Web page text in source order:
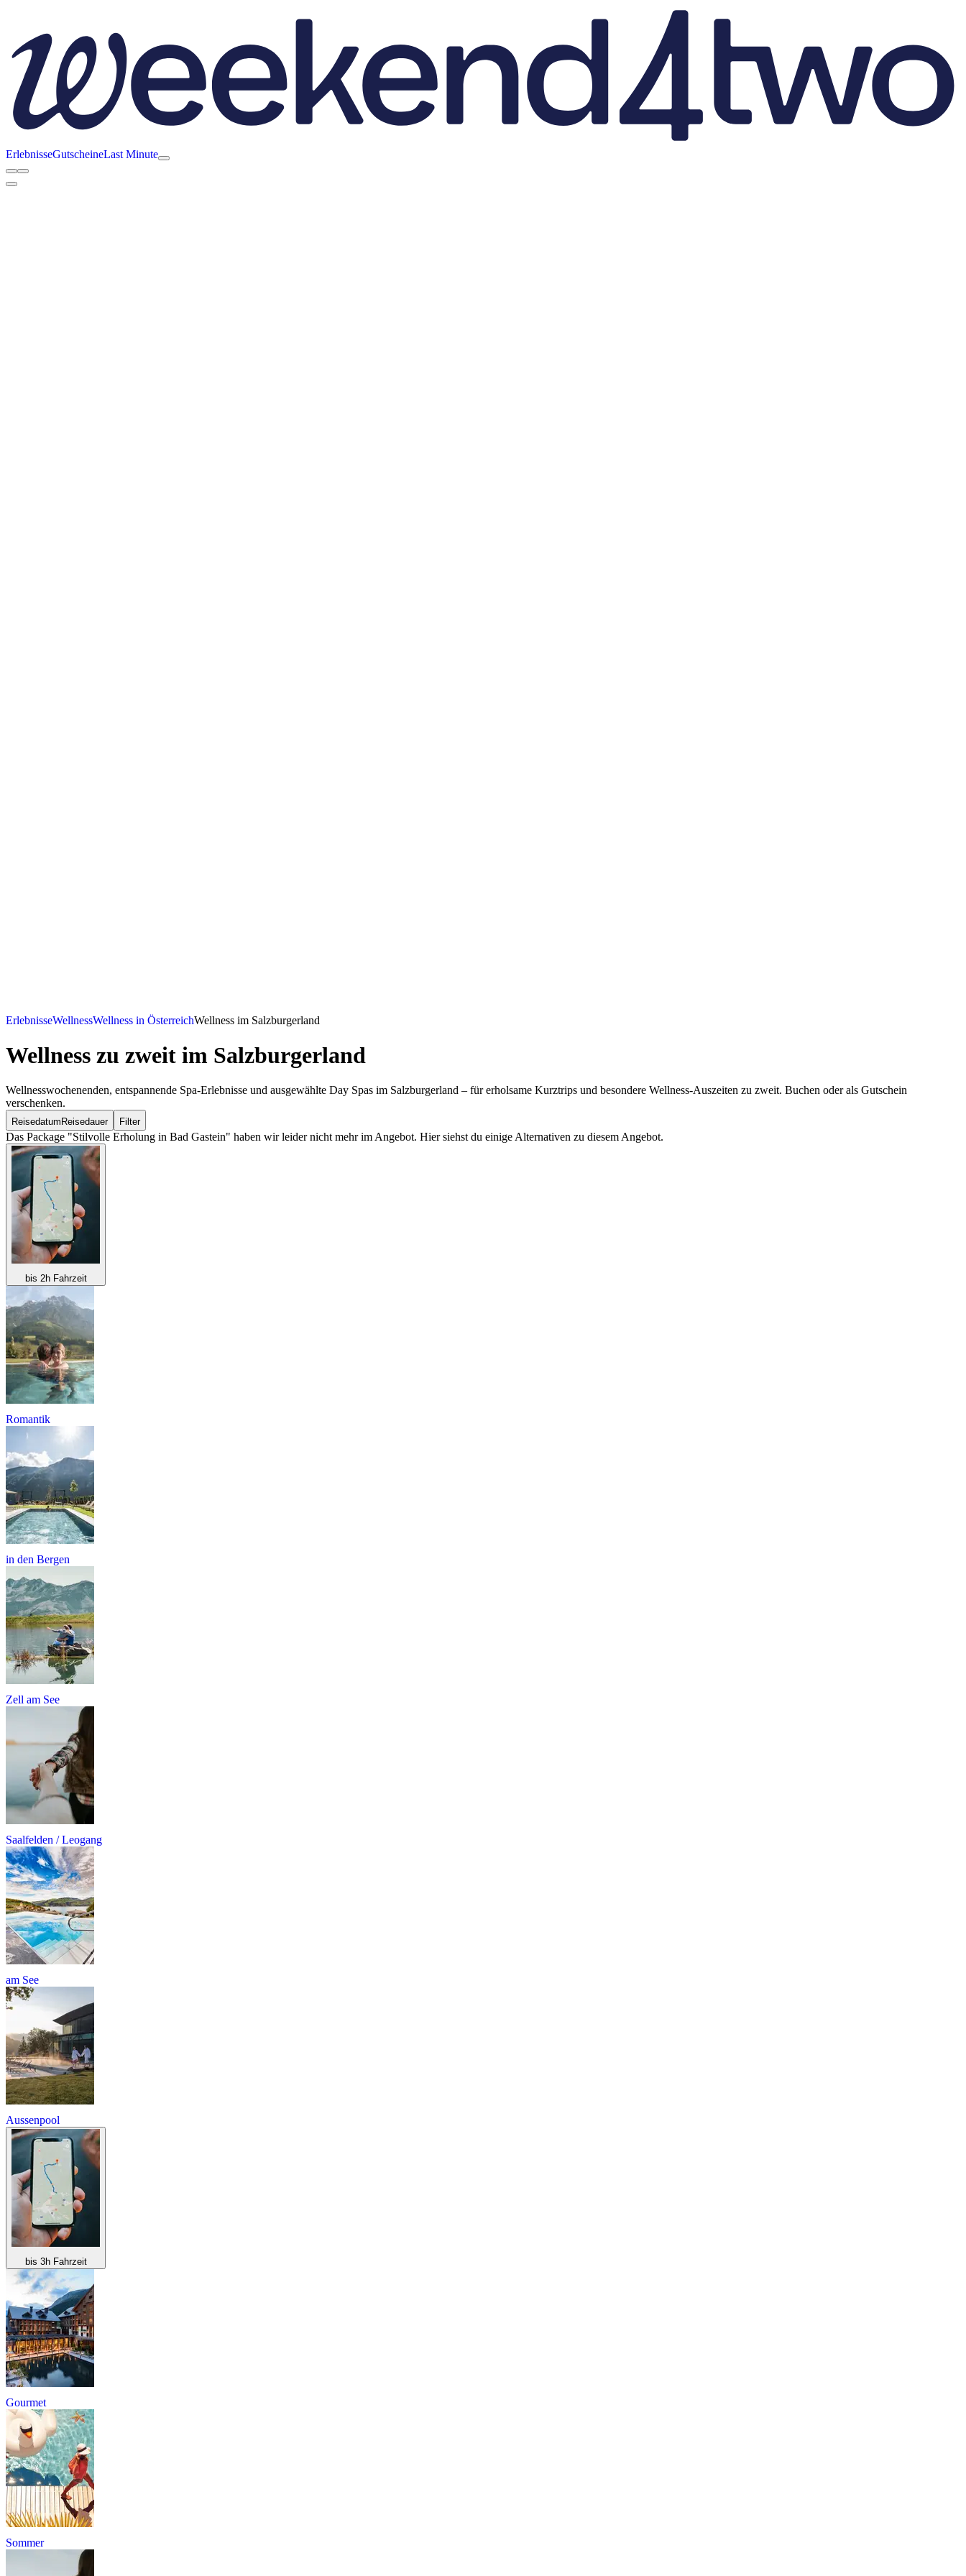
ErlebnisseGutscheineLast Minute
ErlebnisseWellnessWellness in ÖsterreichWellness im Salzburgerland
Wellness zu zweit im Salzburgerland
Wellnesswochenenden, entspannende Spa-Erlebnisse und ausgewählte Day Spas im Salzburgerland – für erholsame Kurztrips und besondere Wellness-Auszeiten zu zweit. Buchen oder als Gutschein
verschenken.
Reisedatum Reisedauer Filter
Das Package "Stilvolle Erholung in Bad Gastein" haben wir leider nicht mehr im Angebot. Hier siehst du einige Alternativen zu diesem Angebot.
bis 2h Fahrzeit
Romantik
in den Bergen
Zell am See
Saalfelden / Leogang
am See
Aussenpool
bis 3h Fahrzeit
Gourmet
Sommer